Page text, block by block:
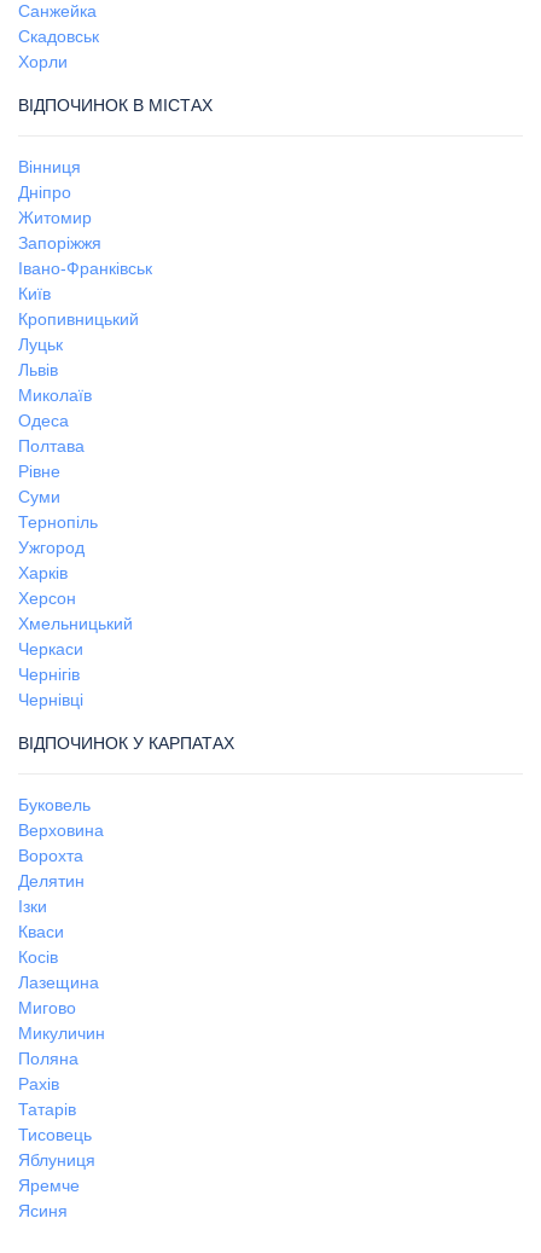
Санжейка
Скадовськ
Хорли
ВІДПОЧИНОК В МІСТАХ
Вінниця
Дніпро
Житомир
Запоріжжя
Івано-Франківськ
Київ
Кропивницький
Луцьк
Львів
Миколаїв
Одеса
Полтава
Рівне
Суми
Тернопіль
Ужгород
Харків
Херсон
Хмельницький
Черкаси
Чернігів
Чернівці
ВІДПОЧИНОК У КАРПАТАХ
Буковель
Верховина
Ворохта
Делятин
Ізки
Кваси
Косів
Лазещина
Мигово
Микуличин
Поляна
Рахів
Татарів
Тисовець
Яблуниця
Яремче
Ясиня